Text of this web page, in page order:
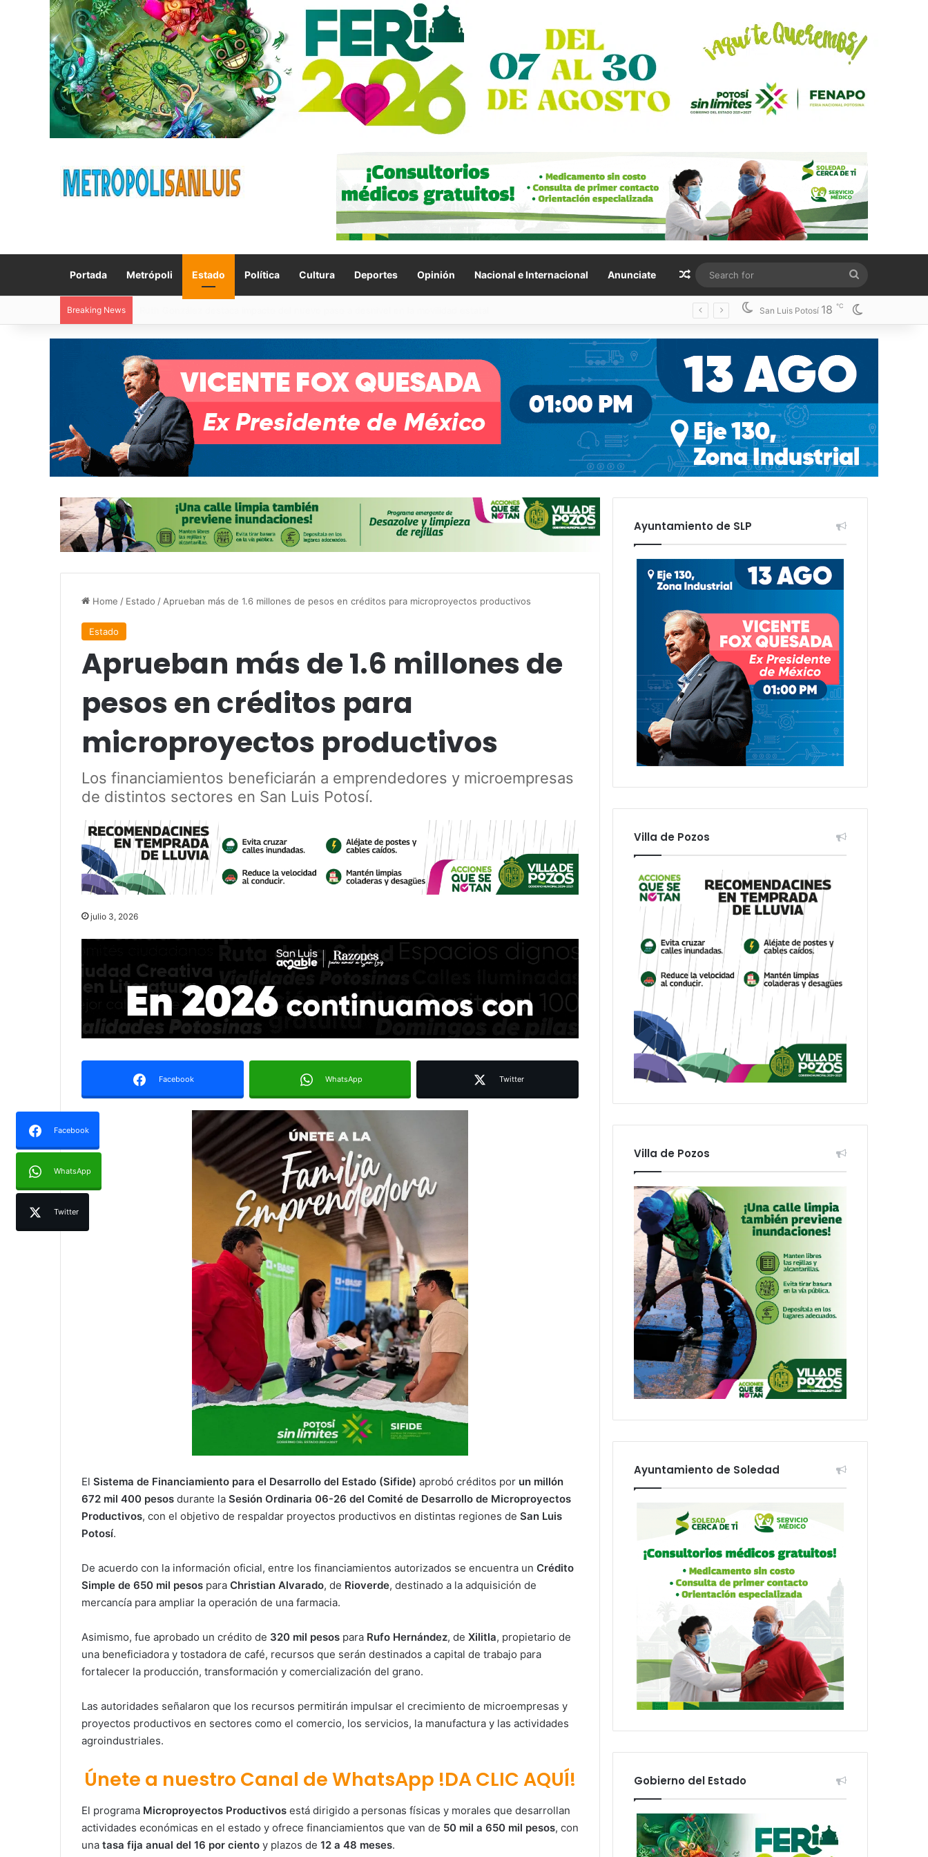
Portada Metrópoli Estado Política Cultura Deportes Opinión Nacional e Internacional Anunciate Random Article
for
Breaking News San Luis Potosí 18 ℃
Home / Estado / Aprueban más de 1.6 millones de pesos en créditos para microproyectos productivos
Estado
Aprueban más de 1.6 millones de
pesos en créditos para
microproyectos productivos
Los financiamientos beneficiarán a emprendedores y microempresas
de distintos sectores en San Luis Potosí.
julio 3, 2026
Facebook WhatsApp Twitter
Facebook
WhatsApp
Twitter
El Sistema de Financiamiento para el Desarrollo del Estado (Sifide) aprobó créditos por un millón
672 mil 400 pesos durante la Sesión Ordinaria 06-26 del Comité de Desarrollo de Microproyectos
Productivos, con el objetivo de respaldar proyectos productivos en distintas regiones de San Luis
Potosí.
De acuerdo con la información oficial, entre los financiamientos autorizados se encuentra un Crédito
Simple de 650 mil pesos para Christian Alvarado, de Rioverde, destinado a la adquisición de
mercancía para ampliar la operación de una farmacia.
Asimismo, fue aprobado un crédito de 320 mil pesos para Rufo Hernández, de Xilitla, propietario de
una beneficiadora y tostadora de café, recursos que serán destinados a capital de trabajo para
fortalecer la producción, transformación y comercialización del grano.
Las autoridades señalaron que los recursos permitirán impulsar el crecimiento de microempresas y
proyectos productivos en sectores como el comercio, los servicios, la manufactura y las actividades
agroindustriales.
Únete a nuestro Canal de WhatsApp !DA CLIC AQUÍ!
El programa Microproyectos Productivos está dirigido a personas físicas y morales que desarrollan
actividades económicas en el estado y ofrece financiamientos que van de 50 mil a 650 mil pesos, con
una tasa fija anual del 16 por ciento y plazos de 12 a 48 meses.
Ayuntamiento de SLP
Villa de Pozos
Villa de Pozos
Ayuntamiento de Soledad
Gobierno del Estado